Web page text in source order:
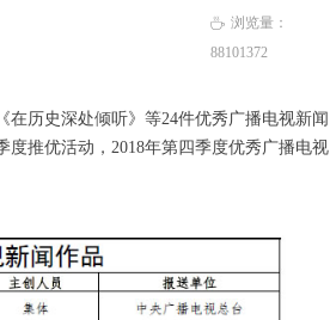
在历史深处倾听》等24件优秀广播电视新闻
推优活动，2018年第四季度优秀广播电视
ꄘ 浏览量：
88101372